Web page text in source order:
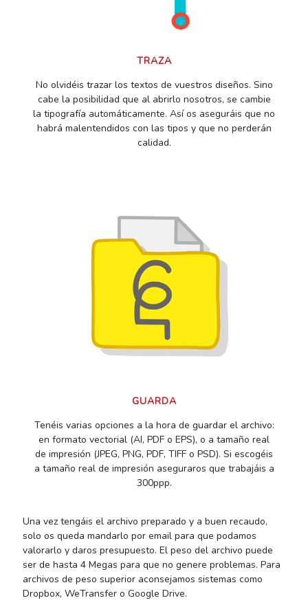
TRAZA
No olvidéis trazar los textos de vuestros diseños. Sino
cabe la posibilidad que al abrirlo nosotros, se cambie
la tipografía automáticamente. Así os aseguráis que no
habrá malentendidos con las tipos y que no perderán
calidad.
GUARDA
Tenéis varias opciones a la hora de guardar el archivo:
en formato vectorial (AI, PDF o EPS), o a tamaño real
de impresión (JPEG, PNG, PDF, TIFF o PSD). Si escogéis
a tamaño real de impresión aseguraros que trabajáis a
300ppp.
Una vez tengáis el archivo preparado y a buen recaudo,
solo os queda mandarlo por email para que podamos
valorarlo y daros presupuesto. El peso del archivo puede
ser de hasta 4 Megas para que no genere problemas. Para
archivos de peso superior aconsejamos sistemas como
Dropbox, WeTransfer o Google Drive.